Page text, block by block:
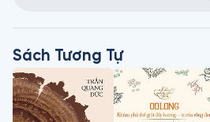
Sách Tương Tự